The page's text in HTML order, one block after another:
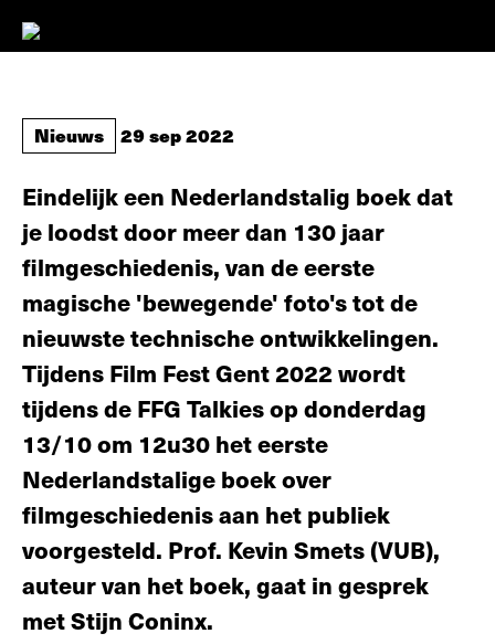
Nieuws 29 sep 2022
Eindelijk een Nederlandstalig boek dat
je loodst door meer dan 130 jaar
filmgeschiedenis, van de eerste
magische 'bewegende' foto's tot de
nieuwste technische ontwikkelingen.
Tijdens Film Fest Gent 2022 wordt
tijdens de FFG Talkies op donderdag
13/10 om 12u30 het eerste
Nederlandstalige boek over
filmgeschiedenis aan het publiek
voorgesteld. Prof. Kevin Smets (VUB),
auteur van het boek, gaat in gesprek
met Stijn Coninx.